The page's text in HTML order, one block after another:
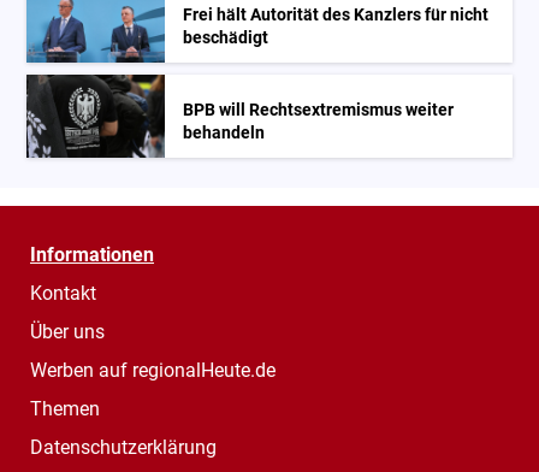
Frei hält Autorität des Kanzlers für nicht
beschädigt
BPB will Rechtsextremismus weiter
behandeln
Informationen
Kontakt
Über uns
Werben auf regionalHeute.de
Themen
Datenschutzerklärung